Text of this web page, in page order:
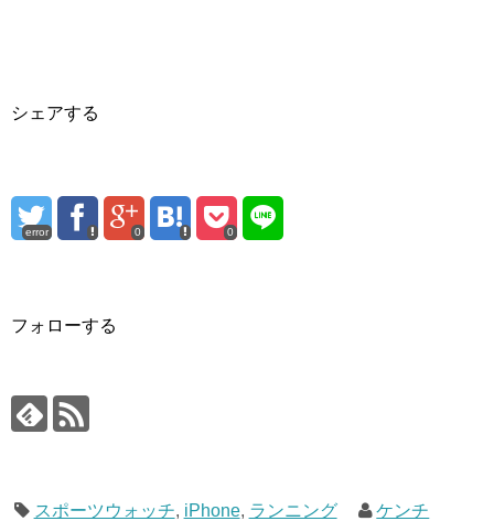
シェアする
error 0 0
フォローする
スポーツウォッチ, iPhone, ランニング ケンチ